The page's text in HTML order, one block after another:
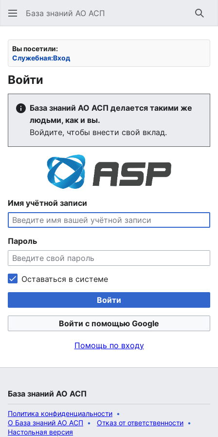
База знаний АО АСП
Вы посетили:
Служебная:Вход
Войти
База знаний АО АСП делается такими же
людьми, как и вы.
Войдите, чтобы внести свой вклад.
Имя учётной записи
Пароль
Оставаться в системе
Войти
Войти с помощью Google
Помощь по входу
База знаний АО АСП
Политика конфиденциальности
О База знаний АО АСП
Отказ от ответственности
Настольная версия